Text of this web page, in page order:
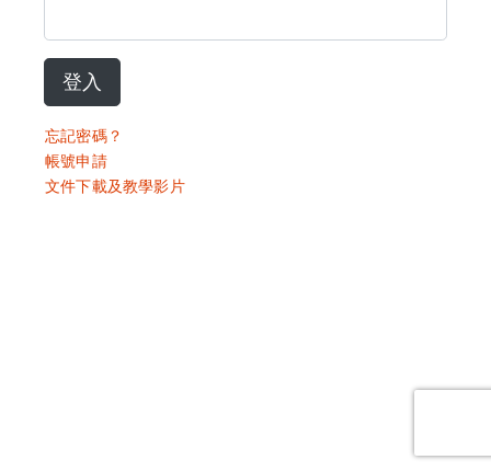
登入
忘記密碼？
帳號申請
文件下載及教學影片